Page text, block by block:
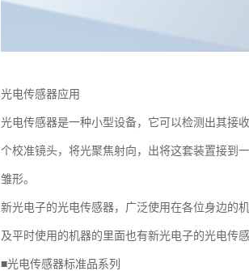
光电传感器应用
光电传感器是一种小型设备，它可以检测出其接
个校准镜头，将光聚焦射向，出将这套装置接到
雏形。
新光电子的光电传感器，广泛使用在各位身边的
及平时使用的机器的里面也有新光电子的光电传感
■光电传感器标准品系列